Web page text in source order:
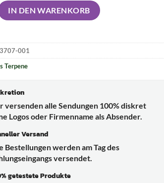
- Zkittlez Menge
IN DEN WARENKORB
001
Terpene
versenden alle Sendungen 100% diskret
Logos oder Firmenname als Absender.
Versand
Bestellungen werden am Tag des
versendet.
getestete Produkte